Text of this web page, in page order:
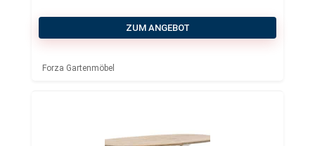
ZUM ANGEBOT
Forza Gartenmöbel